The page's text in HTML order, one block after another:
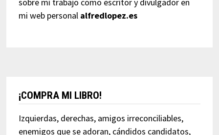
mi web personal alfredlopez.es
¡COMPRA MI LIBRO!
Izquierdas, derechas, amigos irreconciliables,
enemigos que se adoran, cándidos candidatos,